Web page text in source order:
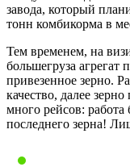
завода, который
тонн комбикорма в
Тем временем, на
большегруза агрегат
привезенное зерно.
качество, далее
много рейсов: работа
последнего зерна!